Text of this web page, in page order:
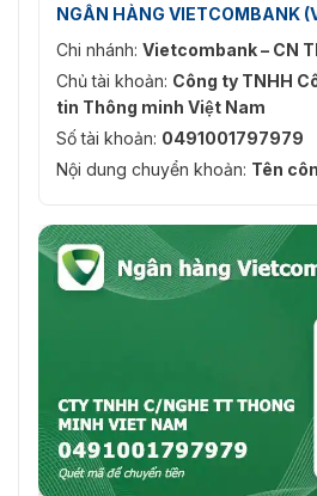
NGÂN HÀNG VIETCOMBANK
Chi nhánh: Vietcombank – CN
Chủ tài khoản: Công ty TNHH
tin Thông minh Việt Nam
Số tài khoản: 0491001797979
Nội dung chuyển khoản: Tên